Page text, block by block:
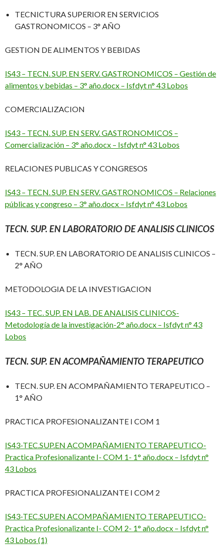
TECNICTURA SUPERIOR EN SERVICIOS
GASTRONOMICOS – 3° AÑO
GESTION DE ALIMENTOS Y BEBIDAS
IS43 – TECN. SUP. EN SERV. GASTRONOMICOS – Gestión de
alimentos y bebidas – 3° año.docx – Isfdyt n° 43 Lobos
COMERCIALIZACION
IS43 – TECN. SUP. EN SERV. GASTRONOMICOS –
Comercialización – 3° año.docx – Isfdyt n° 43 Lobos
RELACIONES PUBLICAS Y CONGRESOS
IS43 – TECN. SUP. EN SERV. GASTRONOMICOS – Relaciones
públicas y congreso – 3° año.docx – Isfdyt n° 43 Lobos
TECN. SUP. EN LABORATORIO DE ANALISIS CLINICOS
TECN. SUP. EN LABORATORIO DE ANALISIS CLINICOS –
2° AÑO
METODOLOGIA DE LA INVESTIGACION
IS43 – TEC. SUP. EN LAB. DE ANALISIS CLINICOS-
Metodología de la investigación-2° año.docx – Isfdyt n° 43
Lobos
TECN. SUP. EN ACOMPAÑAMIENTO TERAPEUTICO
TECN. SUP. EN ACOMPAÑAMIENTO TERAPEUTICO –
1° AÑO
PRACTICA PROFESIONALIZANTE I COM 1
IS43-TEC.SUP.EN ACOMPAÑAMIENTO TERAPEUTICO-
Practica Profesionalizante I- COM 1- 1° año.docx – Isfdyt n°
43 Lobos
PRACTICA PROFESIONALIZANTE I COM 2
IS43-TEC.SUP.EN ACOMPAÑAMIENTO TERAPEUTICO-
Practica Profesionalizante I- COM 2- 1° año.docx – Isfdyt n°
43 Lobos (1)